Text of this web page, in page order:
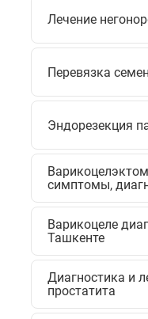
Лечение
Перевязка
Эндорезекция
симптомы,
Варикоцеле
Ташкенте
Диагностика и
простатита